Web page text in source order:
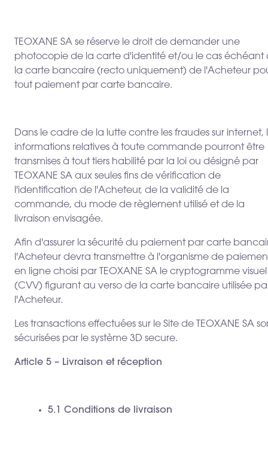
TEOXANE SA se réserve le droit de demander une
photocopie de la carte d'identité et/ou le cas échéant
la carte bancaire (recto uniquement) de l'Acheteur
tout paiement par carte bancaire.
Dans le cadre de la lutte contre les fraudes sur internet,
informations relatives à toute commande pourront être
transmises à tout tiers habilité par la loi ou désigné par
TEOXANE SA aux seules fins de vérification de
l'identification de l'Acheteur, de la validité de la
commande, du mode de règlement utilisé et de la
livraison envisagée.
Afin d'assurer la sécurité du paiement par carte
l'Acheteur devra transmettre à l'organisme de
en ligne choisi par TEOXANE SA le cryptogramme visuel
(CVV) figurant au verso de la carte bancaire utilisée
l'Acheteur.
Les transactions effectuées sur le Site de TEOXANE SA
sécurisées par le système 3D secure.
Article 5 – Livraison et réception
5.1 Conditions de livraison